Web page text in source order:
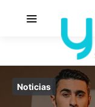
Noticias